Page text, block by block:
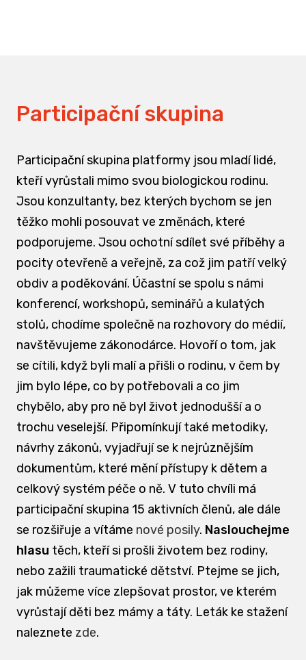
Participační skupina
Participační skupina platformy jsou mladí lidé,
kteří vyrůstali mimo svou biologickou rodinu.
Jsou konzultanty, bez kterých bychom se jen
těžko mohli posouvat ve změnách, které
podporujeme. Jsou ochotní sdílet své příběhy a
pocity otevřeně a veřejně, za což jim patří velký
obdiv a poděkování. Účastní se spolu s námi
konferencí, workshopů, seminářů a kulatých
stolů, chodíme společně na rozhovory do médií,
navštěvujeme zákonodárce. Hovoří o tom, jak
se cítili, když byli malí a přišli o rodinu, v čem by
jim bylo lépe, co by potřebovali a co jim
chybělo, aby pro ně byl život jednodušší a o
trochu veselejší. Připomínkují také metodiky,
návrhy zákonů, vyjadřují se k nejrůznějším
dokumentům, které mění přístupy k dětem a
celkový systém péče o ně. V tuto chvíli má
participační skupina 15 aktivních členů, ale dále
se rozšiřuje a vítáme nové posily. Naslouchejme
hlasu těch, kteří si prošli životem bez rodiny,
nebo zažili traumatické dětství. Ptejme se jich,
jak můžeme více zlepšovat prostor, ve kterém
vyrůstají děti bez mámy a táty. Leták ke stažení
naleznete zde.